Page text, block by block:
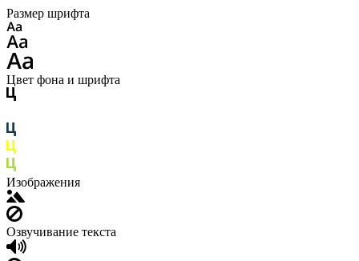
Размер шрифта
Цвет фона и шрифта
Изображения
Озвучивание текста